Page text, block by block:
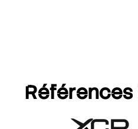
Références